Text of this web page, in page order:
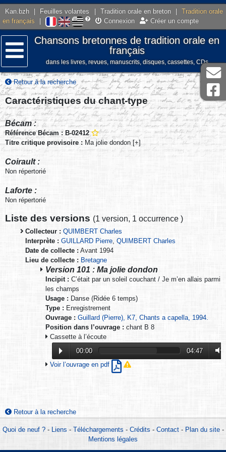
Kan.bzh Feuilles volantes Tradition orale en breton
Tradition orale
en français
Connexion Créer un compte
Menu
Chansons bretonnes de tradition orale en
français
dans les livres, revues, manuscrits, disques, cassettes, CDs
Retour à la recherche
Caractéristiques du chant-type
Bécam :
Référence Bécam : B-02412
Titre critique provisoire : Ma jolie dondon [+]
Coirault :
Non répertorié
Laforte :
Non répertorié
Liste des versions (1 version, 1 occurrence )
Collecteur : QUIMBERT Charles
Interprète : GUILLARD Pierre, QUIMBERT Charles
Date de collecte : Avant 1994
Lieu de collecte : Bretagne
Version 101 : Ma jolie dondon
Incipit : C’était par un soleil couchant / Je m’en allais parmi
les champs
Usage : Danse (Ridée 6 temps)
Type : Enregistrement
Ouvrage : Guillard (Pierre), K7, Chants a capella, 1994.
Position dans l’ouvrage : chant B 8
Cassette à l’écoute
00:00
04:47
Voir l’ouvrage en pdf
Retour à la recherche
Quoi de neuf ?- Liens - Téléchargements - Crédits - Contact- Plan du site-
Mentions légales